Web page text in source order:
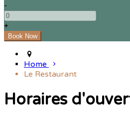
-
+
Home
Le Restaurant
Horaires